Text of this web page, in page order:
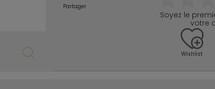
Partager
Soyez le
votre
Wishlist